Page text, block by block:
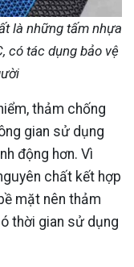
là những tấm nhựa
có tác dụng bảo vệ
thảm chống
gian sử dụng
động hơn. Vì
chất kết hợp
mặt nên thảm
thời gian sử dụng